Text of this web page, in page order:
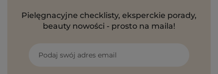
Pielęgnacyjne checklisty, eksperckie porady,
beauty nowości - prosto na maila!
Podaj swój adres email